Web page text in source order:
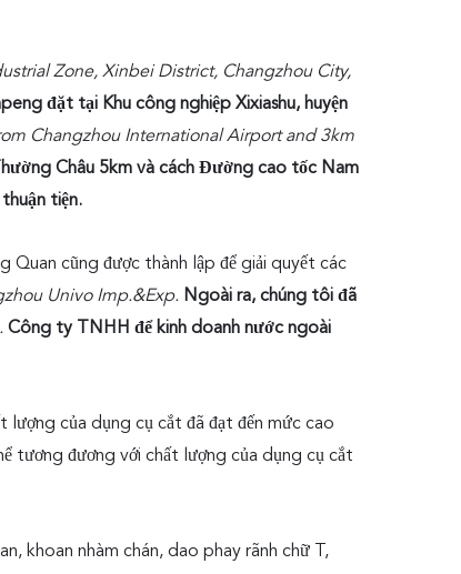
Zone, Xinbei District, Changzhou City,
đặt tại Khu công nghiệp Xixiashu, huyện
Changzhou International Airport and 3km
Châu 5km và cách Đường cao tốc Nam
tiện.
cũng được thành lập để giải quyết các
Univo Imp.&Exp. Ngoài ra, chúng tôi đã
Công ty TNHH để kinh doanh nước ngoài
của dụng cụ cắt đã đạt đến mức cao
tương đương với chất lượng của dụng cụ cắt
khoan nhàm chán, dao phay rãnh chữ T,